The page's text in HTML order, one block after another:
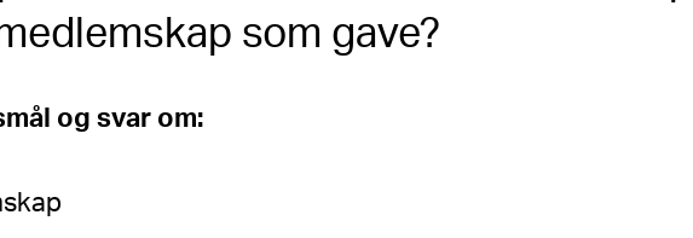
som gave?
og svar om: